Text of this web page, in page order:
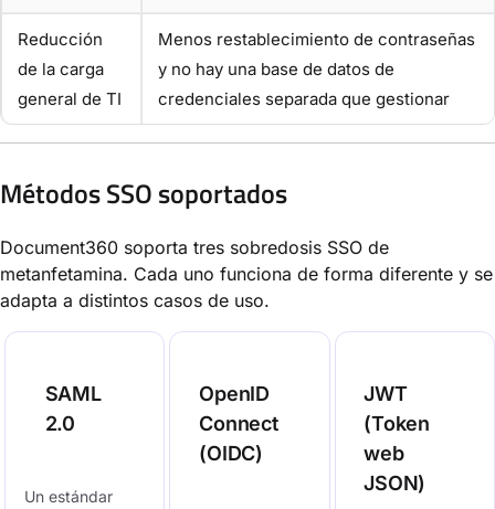
Reducción
de la carga
general de TI
Menos restablecimiento de contraseñas
y no hay una base de datos de
credenciales separada que gestionar
Métodos SSO soportados
Document360 soporta tres sobredosis SSO de
metanfetamina. Cada uno funciona de forma diferente y se
adapta a distintos casos de uso.
SAML
2.0
Un estándar
OpenID
Connect
(OIDC)
JWT
(Token
web
JSON)